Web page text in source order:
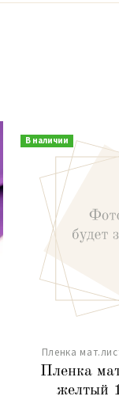
В наличии
Пленка
Пленка
желтый